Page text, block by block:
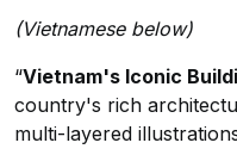
(Vietnamese below)
“Vietnam's Iconic
country's rich
multi-layered